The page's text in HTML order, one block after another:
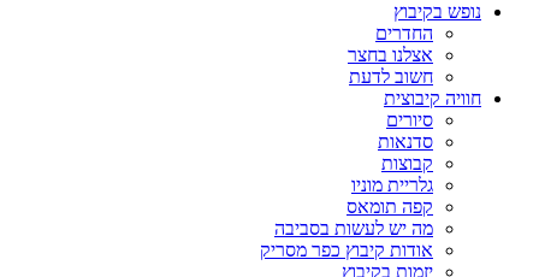
נופש בקיבוץ
החדרים
אצלנו בחצר
חשוב לדעת
חוויה קיבוצית
סיורים
סדנאות
קבוצות
גלריית מוניו
קפה תומאס
מה יש לעשות בסביבה
אודות קיבוץ כפר מסריק
יזמות בקיבוץ